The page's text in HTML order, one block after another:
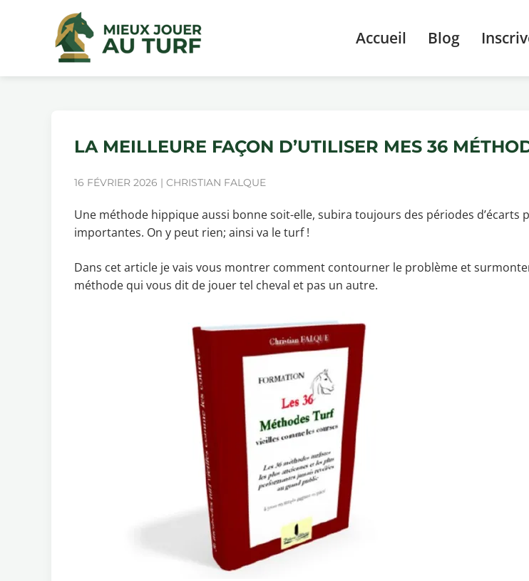
Accueil Blog
LA MEILLEURE FAÇON D’UTILISER MES 36
16 FÉVRIER 2026 | CHRISTIAN FALQUE
Une méthode hippique aussi bonne soit-elle, subira toujours des périodes d’écarts
importantes. On y peut rien; ainsi va le turf !
Dans cet article je vais vous montrer comment contourner le problème et
méthode qui vous dit de jouer tel cheval et pas un autre.